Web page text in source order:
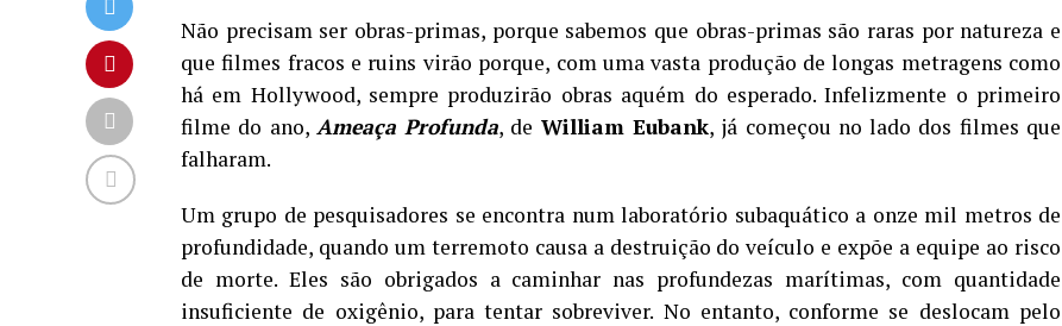
Não precisam ser obras-primas, porque sabemos que obras-primas são raras por natureza e
que filmes fracos e ruins virão porque, com uma vasta produção de longas metragens como
há em Hollywood, sempre produzirão obras aquém do esperado. Infelizmente o primeiro
filme do ano, Ameaça Profunda, de William Eubank, já começou no lado dos filmes que
falharam.
Um grupo de pesquisadores se encontra num laboratório subaquático a onze mil metros de
profundidade, quando um terremoto causa a destruição do veículo e expõe a equipe ao risco
de morte. Eles são obrigados a caminhar nas profundezas marítimas, com quantidade
insuficiente de oxigênio, para tentar sobreviver. No entanto, conforme se deslocam pelo